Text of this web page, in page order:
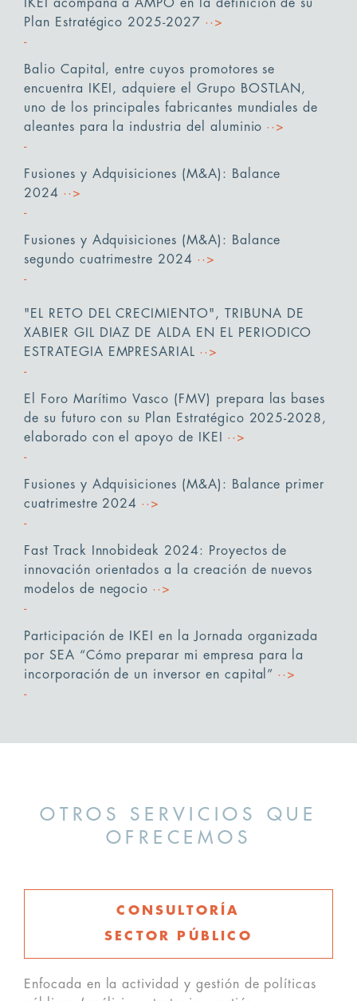
IKEI acompaña a AMPO en la definición de su
Plan Estratégico 2025-2027 ··>
Balio Capital, entre cuyos promotores se
encuentra IKEI, adquiere el Grupo BOSTLAN,
uno de los principales fabricantes mundiales de
aleantes para la industria del aluminio ··>
Fusiones y Adquisiciones (M&A): Balance
2024 ··>
Fusiones y Adquisiciones (M&A): Balance
segundo cuatrimestre 2024 ··>
"EL RETO DEL CRECIMIENTO", TRIBUNA DE
XABIER GIL DIAZ DE ALDA EN EL PERIODICO
ESTRATEGIA EMPRESARIAL ··>
El Foro Marítimo Vasco (FMV) prepara las bases
de su futuro con su Plan Estratégico 2025-2028,
elaborado con el apoyo de IKEI
··>
Fusiones y Adquisiciones (M&A): Balance primer
cuatrimestre 2024 ··>
Fast Track Innobideak 2024: Proyectos de
innovación orientados a la creación de nuevos
modelos de negocio ··>
Participación de IKEI en la Jornada organizada
por SEA “Cómo preparar mi empresa para la
incorporación de un inversor en capital” ··>
OTROS SERVICIOS QUE
OFRECEMOS
CONSULTORÍA
SECTOR PÚBLICO
Enfocada en la actividad y gestión de políticas